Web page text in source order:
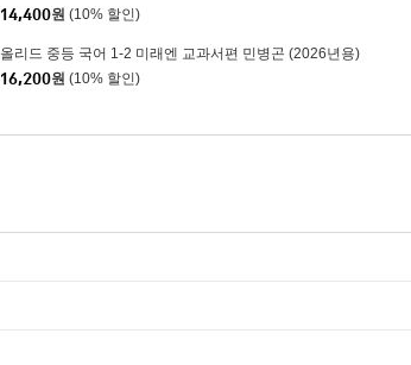
14,400원 (10% 할인)
올리드 중등 국어 1-2 미래엔 교과서편 민병곤 (2026년용)
16,200원 (10% 할인)